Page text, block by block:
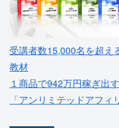
受講者数15,000名を超え
教材
１商品で942万円稼ぎ出
「アンリミテッドアフィ